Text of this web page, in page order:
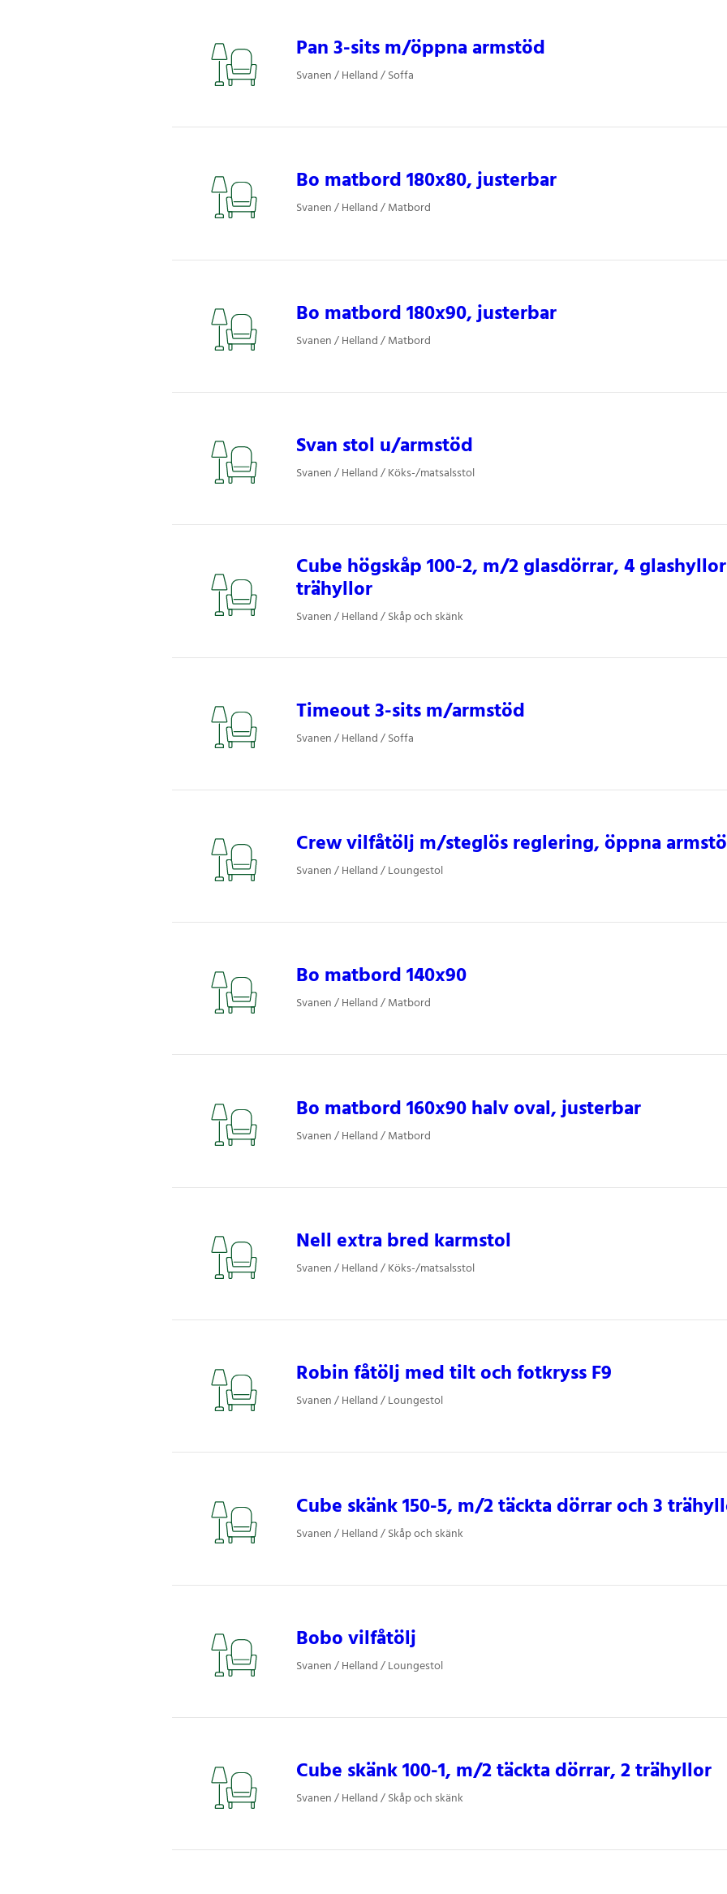
Pan 3-sits m/öppna armstöd
Svanen / Helland / Soffa
Bo matbord 180x80, justerbar
Svanen / Helland / Matbord
Bo matbord 180x90, justerbar
Svanen / Helland / Matbord
Svan stol u/armstöd
Svanen / Helland / Köks-/matsalsstol
Cube högskåp 100-2, m/2 glasdörrar, 4
trähyllor
Svanen / Helland / Skåp och skänk
Timeout 3-sits m/armstöd
Svanen / Helland / Soffa
Crew vilfåtölj m/steglös reglering, öppna
Svanen / Helland / Loungestol
Bo matbord 140x90
Svanen / Helland / Matbord
Bo matbord 160x90 halv oval, justerbar
Svanen / Helland / Matbord
Nell extra bred karmstol
Svanen / Helland / Köks-/matsalsstol
Robin fåtölj med tilt och fotkryss F9
Svanen / Helland / Loungestol
Cube skänk 150-5, m/2 täckta dörrar och 3
Svanen / Helland / Skåp och skänk
Bobo vilfåtölj
Svanen / Helland / Loungestol
Cube skänk 100-1, m/2 täckta dörrar, 2 trähyllor
Svanen / Helland / Skåp och skänk